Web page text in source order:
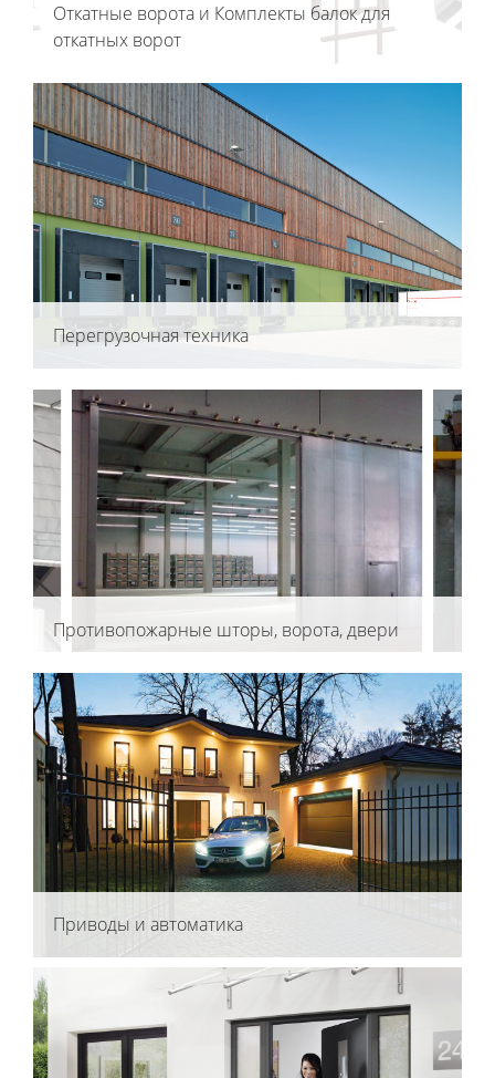
Откатные ворота и Комплекты балок для
откатных ворот
Перегрузочная техника
Противопожарные шторы, ворота, двери
Приводы и автоматика